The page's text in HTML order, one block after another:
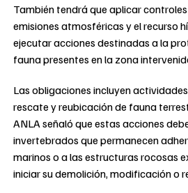
También tendrá que aplicar
emisiones atmosféricas y el recurso
ejecutar acciones destinadas a la
fauna presentes en la zona
Las obligaciones incluyen
rescate y reubicación de fauna
ANLA señaló que estas acciones
invertebrados que permanecen
marinos o a las estructuras rocosas
iniciar su demolición, modificación o